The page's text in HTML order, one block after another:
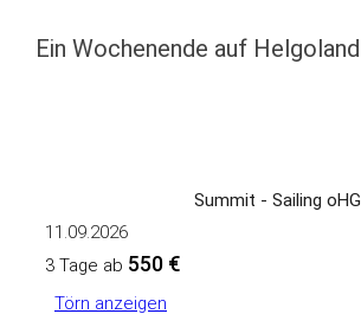
Ein Wochenende auf Helgoland
Summit - Sailing oHG
11.09.2026
3 Tage ab 550 €
Törn anzeigen